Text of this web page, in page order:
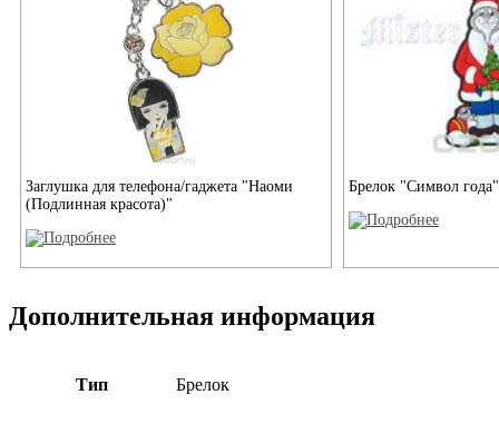
Заглушка для телефона/гаджета "Наоми
(Подлинная красота)"
Брелок "Символ
Дополнительная информация
Тип Брелок